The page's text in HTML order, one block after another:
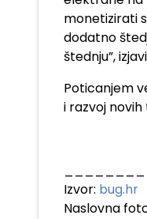
monetizirati
dodatno
štednju”,
Poticanjem
i razvoj
Izvor: bug.hr
Naslovna